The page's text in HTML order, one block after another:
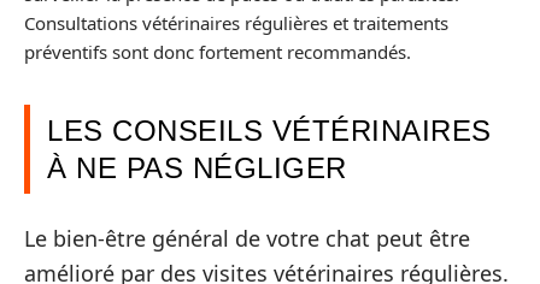
Consultations vétérinaires régulières et traitements
préventifs sont donc fortement recommandés.
LES CONSEILS VÉTÉRINAIRES
À NE PAS NÉGLIGER
Le bien-être général de votre chat peut être
amélioré par des visites vétérinaires régulières.